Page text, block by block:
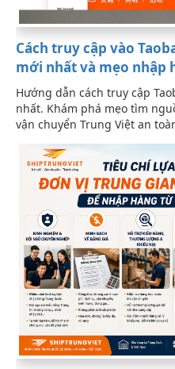
Cách truy cập vào
mới nhất và mẹo nhập
Hướng dẫn cách truy cập
nhất. Khám phá mẹo tìm
vận chuyển Trung Việt an